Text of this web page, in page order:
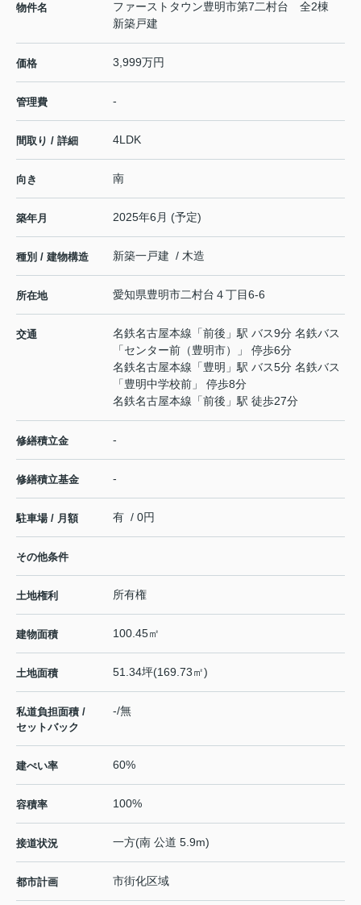
物件名
ファーストタウン豊明市第7二村台 全2棟
新築戸建
価格 3,999万円
管理費 -
間取り / 詳細 4LDK
向き 南
築年月 2025年6月 (予定)
種別 / 建物構造 新築一戸建 / 木造
所在地 愛知県豊明市二村台 ４丁目6-6
交通 名鉄名古屋本線 「前後 」駅 バス9分 名鉄バス
「センター前（豊明市）」 停歩6分
名鉄名古屋本線 「豊明 」駅 バス5分 名鉄バス
「豊明中学校前」 停歩8分
名鉄名古屋本線 「前後 」駅 徒歩27分
修繕積立金 -
修繕積立基金 -
駐車場 / 月額 有 / 0円
その他条件
土地権利 所有権
建物面積 100.45㎡
土地面積 51.34坪(169.73㎡)
私道負担面積 /
セットバック
-/無
建ぺい率 60%
容積率 100%
接道状況 一方(南 公道 5.9m)
都市計画 市街化区域